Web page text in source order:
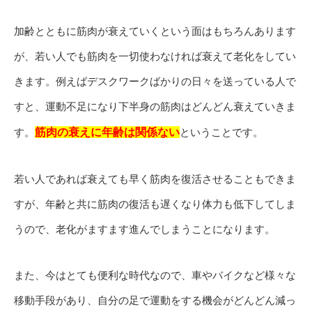
加齢とともに筋肉が衰えていくという面はもちろんあります
が、若い人でも筋肉を一切使わなければ衰えて老化をしてい
きます。例えばデスクワークばかりの日々を送っている人で
すと、運動不足になり下半身の筋肉はどんどん衰えていきま
す。 筋肉の衰えに年齢は関係ないということです。
若い人であれば衰えても早く筋肉を復活させることもできま
すが、年齢と共に筋肉の復活も遅くなり体力も低下してしま
うので、老化がますます進んでしまうことになります。
また、今はとても便利な時代なので、車やバイクなど様々な
移動手段があり、自分の足で運動をする機会がどんどん減っ